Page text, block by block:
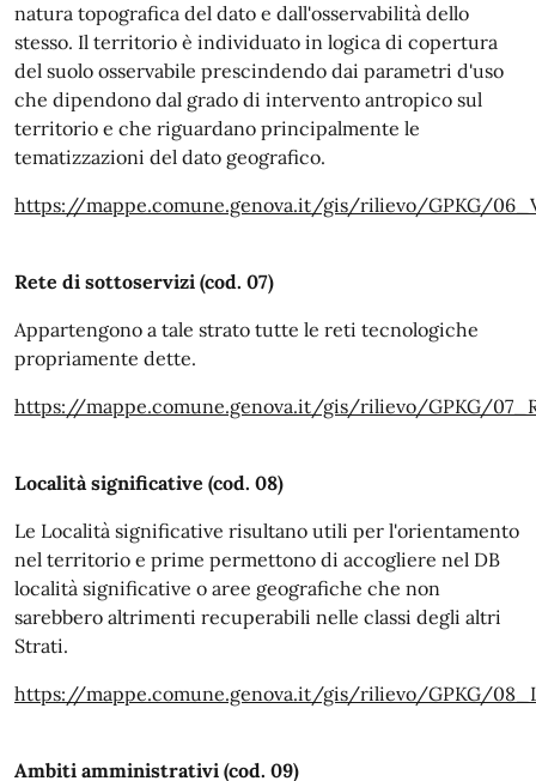
natura topografica del dato e dall'osservabilità dello
stesso. Il territorio è individuato in logica di copertura
del suolo osservabile prescindendo dai parametri d'uso
che dipendono dal grado di intervento antropico sul
territorio e che riguardano principalmente le
tematizzazioni del dato geografico.
https://mappe.comune.genova.it/gis/rilievo/GPKG/
Rete di sottoservizi (cod. 07)
Appartengono a tale strato tutte le reti tecnologiche
propriamente dette.
https://mappe.comune.genova.it/gis/rilievo/GPKG/
Località significative (cod. 08)
Le Località significative risultano utili per l'orientamento
nel territorio e prime permettono di accogliere nel DB
località significative o aree geografiche che non
sarebbero altrimenti recuperabili nelle classi degli altri
Strati.
https://mappe.comune.genova.it/gis/rilievo/GPKG/
Ambiti amministrativi (cod. 09)